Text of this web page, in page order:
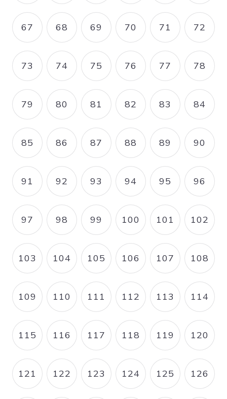
PAGE
67 PAGE
68 PAGE
69 PAGE
70 PAGE
71 PAGE
72
PAGE
73 PAGE
74 PAGE
75 PAGE
76 PAGE
77 PAGE
78
PAGE
79 PAGE
80 PAGE
81 PAGE
82 PAGE
83 PAGE
84
PAGE
85 PAGE
86 PAGE
87 PAGE
88 PAGE
89 PAGE
90
PAGE
91 PAGE
92 PAGE
93 PAGE
94 PAGE
95 PAGE
96
PAGE
97 PAGE
98 PAGE
99 PAGE
100 PAGE
101 PAGE
102
PAGE
103 PAGE
104 PAGE
105 PAGE
106 PAGE
107 PAGE
108
PAGE
109 PAGE
110 PAGE
111 PAGE
112 PAGE
113 PAGE
114
PAGE
115 PAGE
116 PAGE
117 PAGE
118 PAGE
119 PAGE
120
PAGE
121 PAGE
122 PAGE
123 PAGE
124 PAGE
125 PAGE
126